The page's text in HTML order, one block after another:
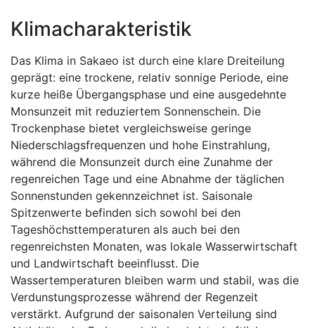
Klimacharakteristik
Das Klima in Sakaeo ist durch eine klare Dreiteilung
geprägt: eine trockene, relativ sonnige Periode, eine
kurze heiße Übergangsphase und eine ausgedehnte
Monsunzeit mit reduziertem Sonnenschein. Die
Trockenphase bietet vergleichsweise geringe
Niederschlagsfrequenzen und hohe Einstrahlung,
während die Monsunzeit durch eine Zunahme der
regenreichen Tage und eine Abnahme der täglichen
Sonnenstunden gekennzeichnet ist. Saisonale
Spitzenwerte befinden sich sowohl bei den
Tageshöchsttemperaturen als auch bei den
regenreichsten Monaten, was lokale Wasserwirtschaft
und Landwirtschaft beeinflusst. Die
Wassertemperaturen bleiben warm und stabil, was die
Verdunstungsprozesse während der Regenzeit
verstärkt. Aufgrund der saisonalen Verteilung sind